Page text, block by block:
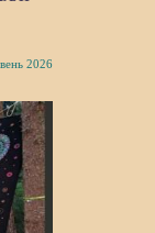
2026